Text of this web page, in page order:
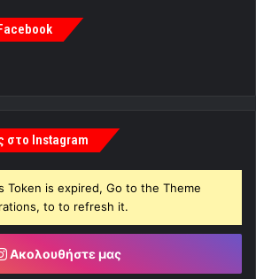
στο Instagram
Token is expired, Go to the Theme
to to refresh it.
Ακολουθήστε μας